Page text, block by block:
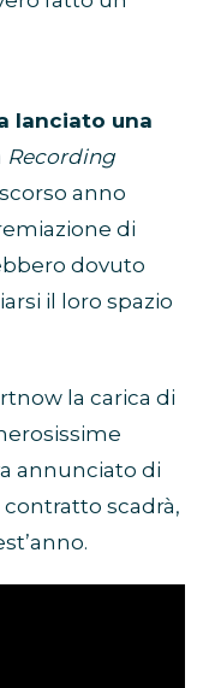
lanciato una
Recording
anno
di
dovuto
il loro spazio
la carica di
annunciato di
scadrà,